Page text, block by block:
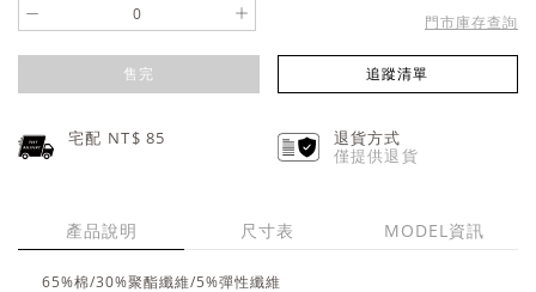
- + 門市庫存查詢
售完 追蹤清單
宅配 NT$85
退貨方式
僅提供退貨
產品說明 尺寸表 MODEL資訊
65%棉/30%聚酯纖維/5%彈性纖維